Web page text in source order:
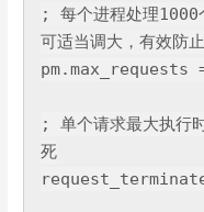
; 每个进程处理1000
可适当调大，有效防
pm.max_requests
; 单个请求最大执行
死